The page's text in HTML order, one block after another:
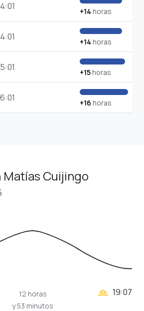
+14 horas
+14 horas
+15horas
+16 horas
Matías Cuijingo
12 horas
y 53 minutos
wb_twilight_2 19:07